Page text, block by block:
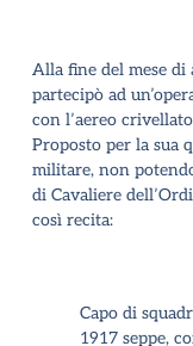
Alla fine del mese di
partecipò ad
con l’aereo
Proposto per la sua
militare, non
di Cavaliere
così recita:
Capo di
1917 seppe,